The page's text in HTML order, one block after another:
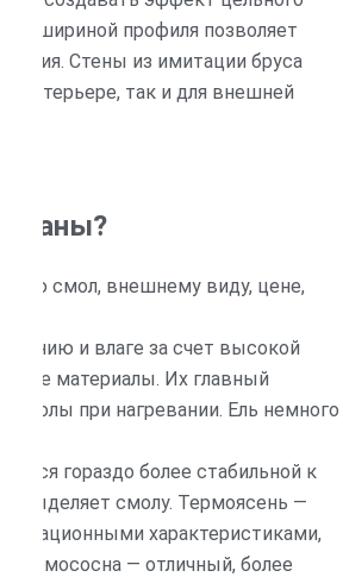
шириной профиля позволяет
Стены из имитации бруса
интерьере, так и для внешней
смол, внешнему виду, цене,
и влаге за счет высокой
материалы. Их главный
при нагревании. Ель немного
гораздо более стабильной к
выделяет смолу. Термоясень —
характеристиками,
— отличный, более